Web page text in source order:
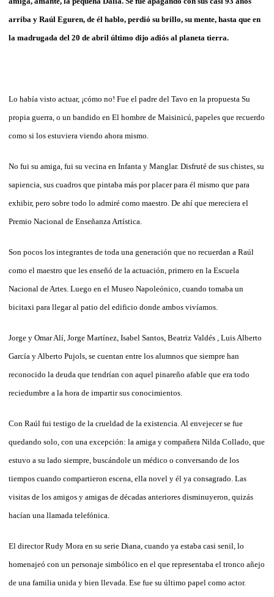
arriba y Raúl Eguren, de él hablo, perdió su brillo, su mente, hasta que en
la madrugada del 20 de abril último dijo adiós al planeta tierra.
Lo había visto actuar, ¡cómo no! Fue el padre del Tavo en la propuesta Su
propia guerra, o un bandido en El hombre de Maisinicú, papeles que recuerdo
como si los estuviera viendo ahora mismo.
No fui su amiga, fui su vecina en Infanta y Manglar. Disfruté de sus chistes, su
sapiencia, sus cuadros que pintaba más por placer para él mismo que para
exhibir, pero sobre todo lo admiré como maestro. De ahí que mereciera el
Premio Nacional de Enseñanza Artística.
Son pocos los integrantes de toda una generación que no recuerdan a Raúl
como el maestro que les enseñó de la actuación, primero en la Escuela
Nacional de Artes. Luego en el Museo Napoleónico, cuando tomaba un
bicitaxi para llegar al patio del edificio donde ambos vivíamos.
Jorge y Omar Alí, Jorge Martínez, Isabel Santos, Beatriz Valdés , Luis Alberto
García y Alberto Pujols, se cuentan entre los alumnos que siempre han
reconocido la deuda que tendrían con aquel pinareño afable que era todo
reciedumbre a la hora de impartir sus conocimientos.
Con Raúl fui testigo de la crueldad de la existencia. Al envejecer se fue
quedando solo, con una excepción: la amiga y compañera Nilda Collado, que
estuvo a su lado siempre, buscándole un médico o conversando de los
tiempos cuando compartieron escena, ella novel y él ya consagrado. Las
visitas de los amigos y amigas de décadas anteriores disminuyeron, quizás
hacían una llamada telefónica.
El director Rudy Mora en su serie Diana, cuando ya estaba casi senil, lo
homenajeó con un personaje simbólico en el que representaba el tronco añejo
de una familia unida y bien llevada. Ese fue su último papel como actor.